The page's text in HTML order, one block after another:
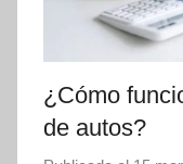
¿Cómo
de autos?